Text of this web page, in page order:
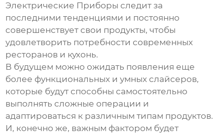
Электрические Приборы следит за
последними тенденциями и постоянно
совершенствует свои продукты, чтобы
удовлетворить потребности современных
ресторанов и кухонь.
В будущем можно ожидать появления еще
более функциональных и умных слайсеров,
которые будут способны самостоятельно
выполнять сложные операции и
адаптироваться к различным типам продуктов.
И, конечно же, важным фактором будет